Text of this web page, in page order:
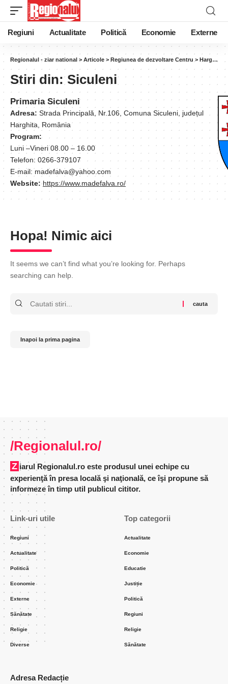
Regiuni Actualitate Politică Economie Externe
Regionalul - ziar national > Articole > Regiunea de dezvoltare Centru > Harghita
Stiri din:Siculeni
Primaria Siculeni
Adresa: Strada Principală, Nr.106, Comuna Siculeni, județul
Harghita, România
Program:
Luni –Vineri 08.00 – 16.00
Telefon: 0266-379107
E-mail: madefalva@yahoo.com
Website: https://www.madefalva.ro/
Hopa! Nimic aici
It seems we can’t find what you’re looking for. Perhaps
searching can help.
Inapoi la prima pagina
/Regionalul.ro/
Ziarul Regionalul.ro este produsul unei echipe cu
experienţă în presa locală şi naţională, ce îşi propune să
informeze în timp util publicul cititor.
Link-uri utile
Regiuni
Actualitate
Politică
Economie
Externe
Sănătate
Religie
Diverse
Top categorii
Actualitate
Economie
Educatie
Justiție
Politică
Regiuni
Religie
Sănătate
Adresa Redacție